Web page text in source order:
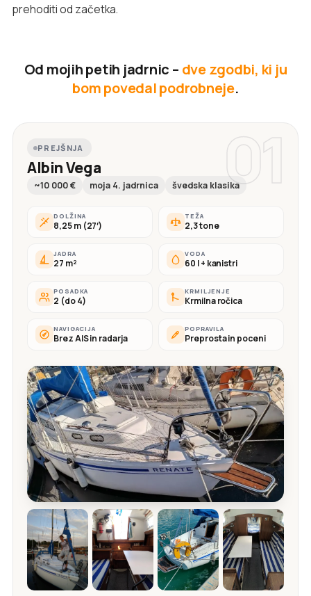
prehoditi od začetka.
Od mojih petih jadrnic – dve zgodbi, ki ju
bom povedal podrobneje.
01
PREJŠNJA
Albin Vega
~10 000 € moja 4. jadrnica švedska klasika
DOLŽINA
8,25 m (27′)
TEŽA
2,3 tone
JADRA
27 m²
VODA
60 l + kanistri
POSADKA
2 (do 4)
KRMILJENJE
Krmilna ročica
NAVIGACIJA
Brez AIS in radarja
POPRAVILA
Preprosta in poceni